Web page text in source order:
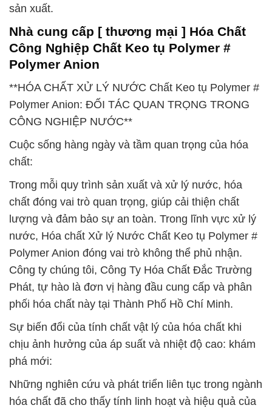
sản xuất.
Nhà cung cấp [ thương mại ] Hóa Chất
Công Nghiệp Chất Keo tụ Polymer #
Polymer Anion
**HÓA CHẤT XỬ LÝ NƯỚC Chất Keo tụ Polymer #
Polymer Anion: ĐỐI TÁC QUAN TRỌNG TRONG
CÔNG NGHIỆP NƯỚC**
Cuộc sống hàng ngày và tầm quan trọng của hóa
chất:
Trong mỗi quy trình sản xuất và xử lý nước, hóa
chất đóng vai trò quan trọng, giúp cải thiện chất
lượng và đảm bảo sự an toàn. Trong lĩnh vực xử lý
nước, Hóa chất Xử lý Nước Chất Keo tụ Polymer #
Polymer Anion đóng vai trò không thể phủ nhận.
Công ty chúng tôi, Công Ty Hóa Chất Đắc Trường
Phát, tự hào là đơn vị hàng đầu cung cấp và phân
phối hóa chất này tại Thành Phố Hồ Chí Minh.
Sự biến đổi của tính chất vật lý của hóa chất khi
chịu ảnh hưởng của áp suất và nhiệt độ cao: khám
phá mới:
Những nghiên cứu và phát triển liên tục trong ngành
hóa chất đã cho thấy tính linh hoạt và hiệu quả của